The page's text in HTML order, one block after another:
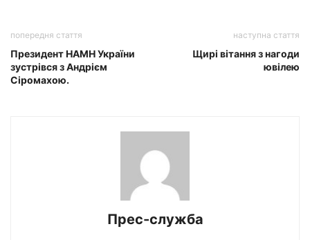
попередня стаття
Президент НАМН України
зустрівся з Андрієм
Сіромахою.
наступна стаття
Щирі вітання з нагоди
ювілею
Прес-служба